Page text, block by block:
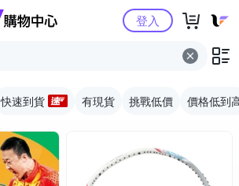
Yahoo購物中心登入
快速到貨 有現貨 挑戰低價 價格低到